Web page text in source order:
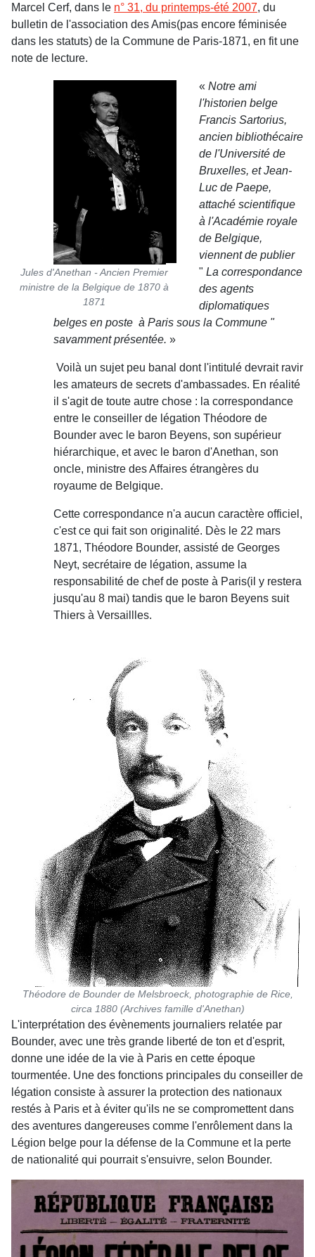
Marcel Cerf, dans le n° 31, du printemps-été 2007, du
bulletin de l'association des Amis(pas encore féminisée
dans les statuts) de la Commune de Paris-1871, en fit une
note de lecture.
Jules d'Anethan - Ancien Premier
ministre de la Belgique de 1870 à
1871
« Notre ami
l'historien belge
Francis Sartorius,
ancien bibliothécaire
de l'Université de
Bruxelles, et Jean-
Luc de Paepe,
attaché scientifique
à l'Académie royale
de Belgique,
viennent de publier
" La correspondance
des agents
diplomatiques
belges en poste à Paris sous la Commune "
savamment présentée. »
Voilà un sujet peu banal dont l'intitulé devrait ravir
les amateurs de secrets d'ambassades. En réalité
il s'agit de toute autre chose : la correspondance
entre le conseiller de légation Théodore de
Bounder avec le baron Beyens, son supérieur
hiérarchique, et avec le baron d'Anethan, son
oncle, ministre des Affaires étrangères du
royaume de Belgique.
Cette correspondance n'a aucun caractère officiel,
c'est ce qui fait son originalité. Dès le 22 mars
1871, Théodore Bounder, assisté de Georges
Neyt, secrétaire de légation, assume la
responsabilité de chef de poste à Paris(il y restera
jusqu'au 8 mai) tandis que le baron Beyens suit
Thiers à Versaillles.
Théodore de Bounder de Melsbroeck, photographie de Rice,
circa 1880 (Archives famille d'Anethan)
L'interprétation des évènements journaliers relatée par
Bounder, avec une très grande liberté de ton et d'esprit,
donne une idée de la vie à Paris en cette époque
tourmentée. Une des fonctions principales du conseiller de
légation consiste à assurer la protection des nationaux
restés à Paris et à éviter qu'ils ne se compromettent dans
des aventures dangereuses comme l'enrôlement dans la
Légion belge pour la défense de la Commune et la perte
de nationalité qui pourrait s'ensuivre, selon Bounder.